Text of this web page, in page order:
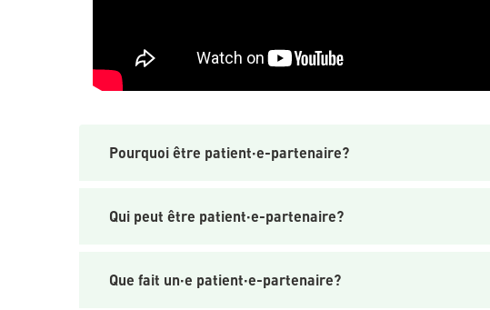
Pourquoi être patient·e-partenaire?
Qui peut être patient·e-partenaire?
Que fait un·e patient·e-partenaire?